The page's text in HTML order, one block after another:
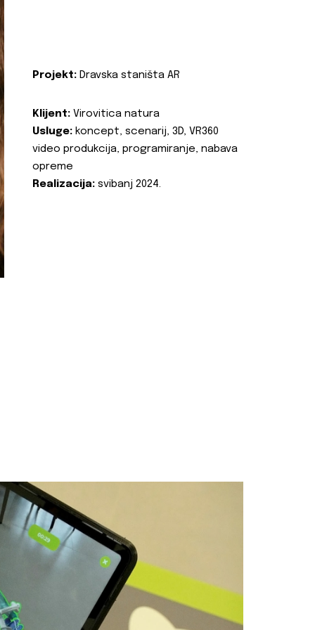
Projekt: Dravska staništa AR
Klijent: Virovitica natura
Usluge: koncept, scenarij, 3D, VR360
video produkcija, programiranje, nabava
opreme
Realizacija: svibanj 2024.